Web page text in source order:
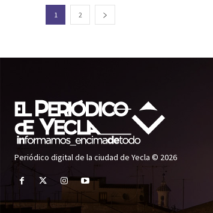
1 2
Periódico digital de la ciudad de Yecla © 2026